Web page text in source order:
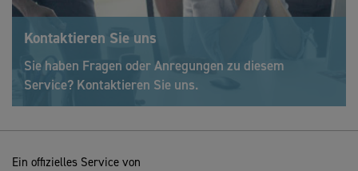
Kontaktieren Sie uns
Sie haben Fragen oder Anregungen zu diesem
Service? Kontaktieren Sie uns.
Ein offizielles Service von